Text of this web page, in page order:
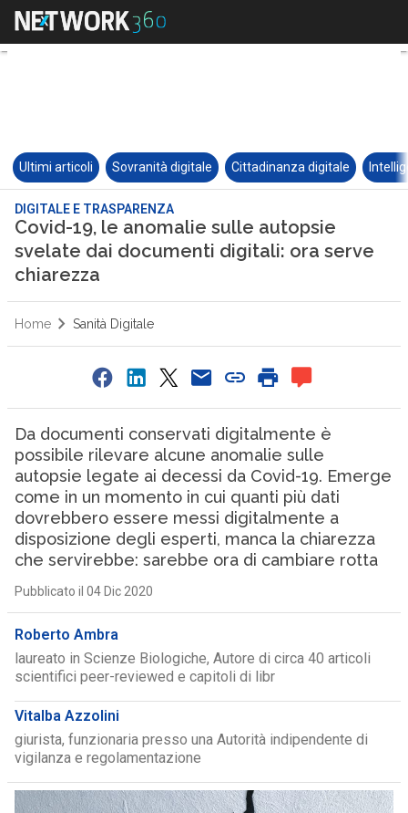
Ultimi articoli Sovranità digitale Cittadinanza digitale
DIGITALE E TRASPARENZA
Covid-19, le anomalie sulle autopsie
svelate dai documenti digitali: ora serve
chiarezza
Home Sanità Digitale
Da documenti conservati digitalmente è
possibile rilevare alcune anomalie sulle
autopsie legate ai decessi da Covid-19. Emerge
come in un momento in cui quanti più dati
dovrebbero essere messi digitalmente a
disposizione degli esperti, manca la chiarezza
che servirebbe: sarebbe ora di cambiare rotta
Pubblicato il 04 Dic 2020
Roberto Ambra
laureato in Scienze Biologiche, Autore di circa 40 articoli
scientifici peer-reviewed e capitoli di libr
Vitalba Azzolini
giurista, funzionaria presso una Autorità indipendente di
vigilanza e regolamentazione